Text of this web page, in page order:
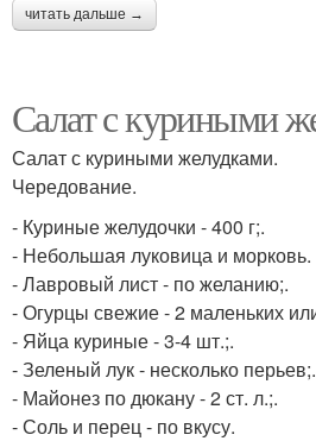
читать дальше →
Салат с куриными
Салат с куриными желудками.
Чередование.
- Куриные желудочки - 400 г;.
- Небольшая луковица и морковь.
- Лавровый лист - по желанию;.
- Огурцы свежие - 2 маленьких
- Яйца куриные - 3-4 шт.;.
- Зеленый лук - несколько перьев;.
- Майонез по дюкану - 2 ст. л.;.
- Соль и перец - по вкусу.